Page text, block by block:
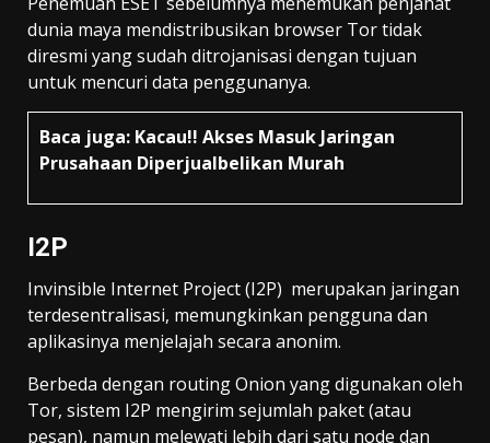
dunia maya mendistribusikan browser Tor tidak
diresmi yang sudah ditrojanisasi dengan tujuan
untuk mencuri data penggunanya.
Baca juga: Kacau!! Akses Masuk Jaringan
Prusahaan Diperjualbelikan Murah
I2P
Invinsible Internet Project (I2P) merupakan jaringan
terdesentralisasi, memungkinkan pengguna dan
aplikasinya menjelajah secara anonim.
Berbeda dengan routing Onion yang digunakan oleh
Tor, sistem I2P mengirim sejumlah paket (atau
pesan), namun melewati lebih dari satu node dan